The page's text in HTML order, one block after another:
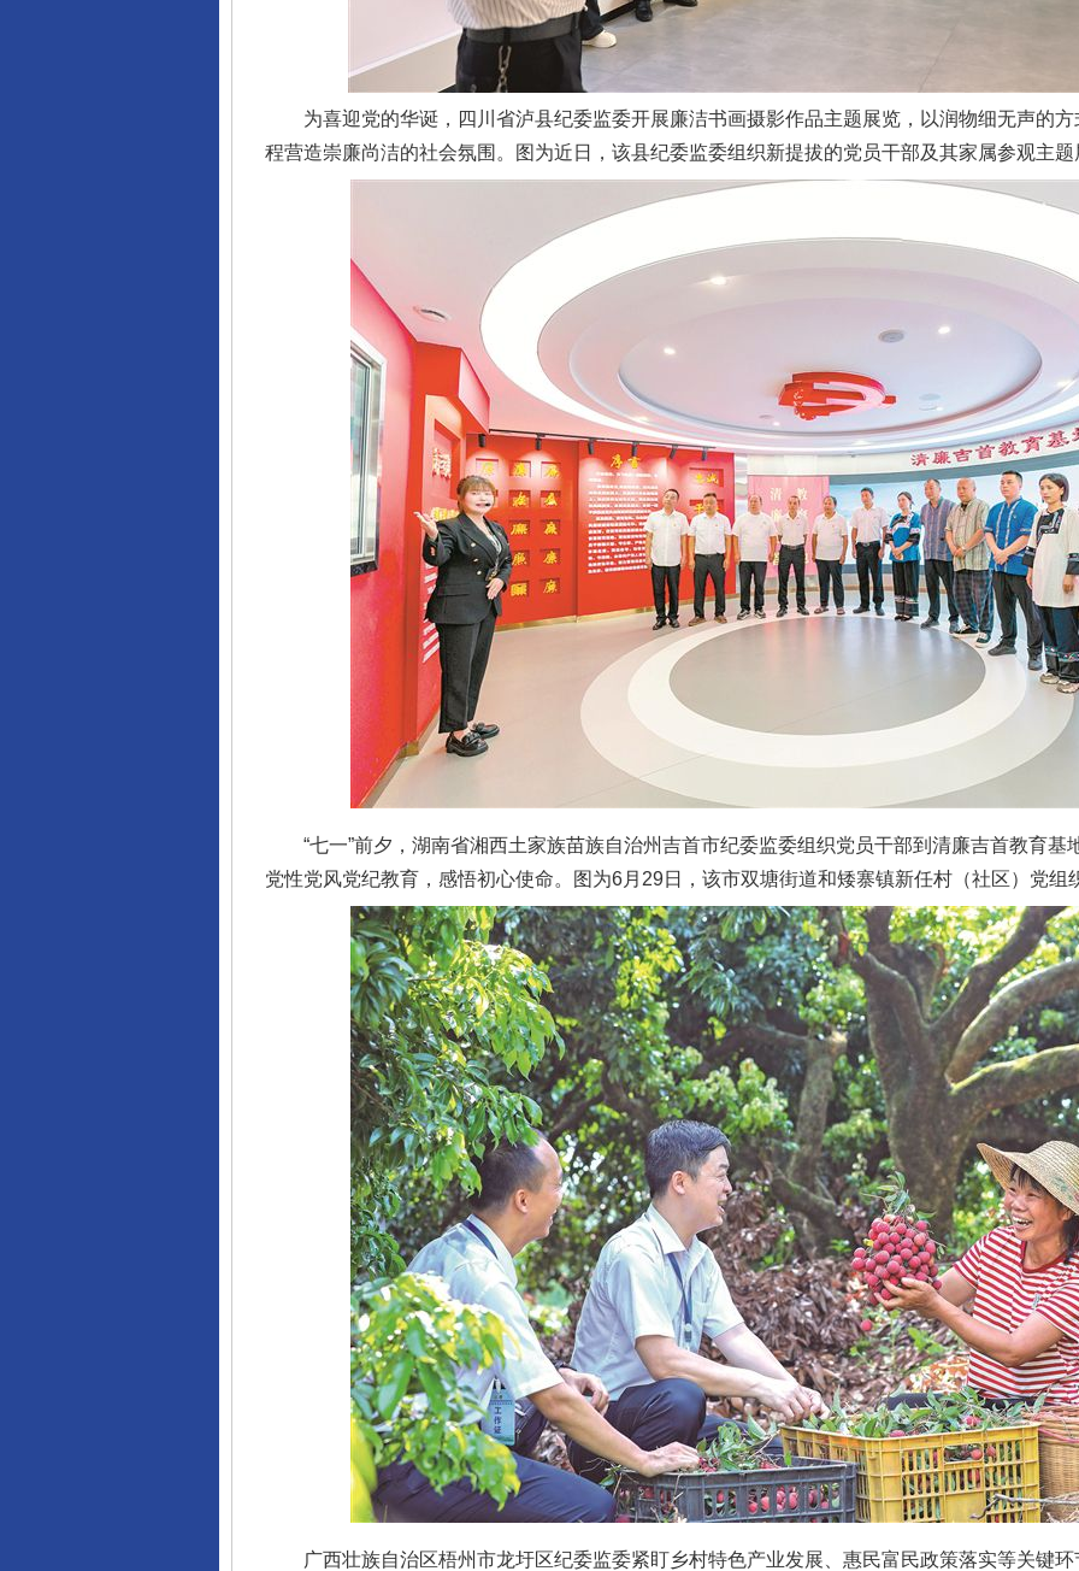
为喜迎党的华诞，四川省泸县纪委监委开展廉洁书画摄影作品主题展览，以润物细无声的方
程营造崇廉尚洁的社会氛围。图为近日，该县纪委监委组织新提拔的党员干部及其家属参观主
“七一”前夕，湖南省湘西土家族苗族自治州吉首市纪委监委组织党员干部到清廉吉首教育基
党性党风党纪教育，感悟初心使命。图为6月29日，该市双塘街道和矮寨镇新任村（社区）党组
广西壮族自治区梧州市龙圩区纪委监委紧盯乡村特色产业发展、惠民富民政策落实等关键环